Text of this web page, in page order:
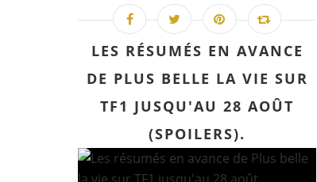
LES RÉSUMÉS EN AVANCE
DE PLUS BELLE LA VIE SUR
TF1 JUSQU'AU 28 AOÛT
(SPOILERS).